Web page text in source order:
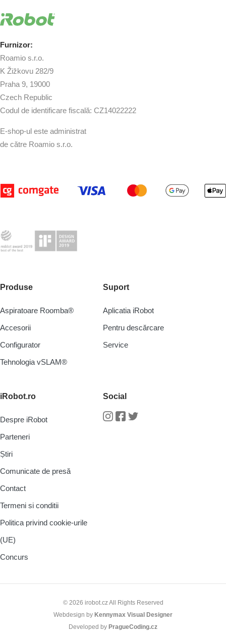
Furnizor:
Roamio s.r.o.
K Žižkovu 282/9
Praha 9, 19000
Czech Republic
Codul de identificare fiscală: CZ14022222
E-shop-ul este administrat
de către Roamio s.r.o.
Produse
Aspiratoare Roomba®
Accesorii
Configurator
Tehnologia vSLAM®
Suport
Aplicatia iRobot
Pentru descărcare
Service
iRobot.ro
Despre iRobot
Parteneri
Știri
Comunicate de presă
Contact
Termeni si conditii
Politica privind cookie-urile
(UE)
Concurs
Social
InstagramFacebook
© 2026 irobot.cz All Rights Reserved
Webdesign by Kennymax Visual Designer
Developed by PragueCoding.cz